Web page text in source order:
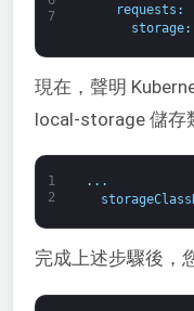
7
requests :
storage:
現在，聲明
local-storage 儲存
1
2
. . .
完成上述步驟後，